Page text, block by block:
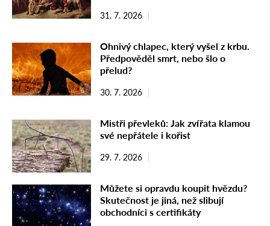
31. 7. 2026
Ohnivý chlapec, který vyšel z krbu.
Předpověděl smrt, nebo šlo o
přelud?
30. 7. 2026
Mistři převleků: Jak zvířata klamou
své nepřátele i kořist
29. 7. 2026
Můžete si opravdu koupit hvězdu?
Skutečnost je jiná, než slibují
obchodníci s certifikáty